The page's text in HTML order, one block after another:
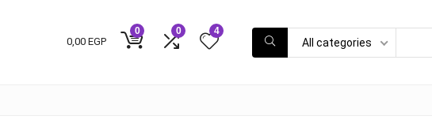
All categories
4
0
0
0,00 EGP